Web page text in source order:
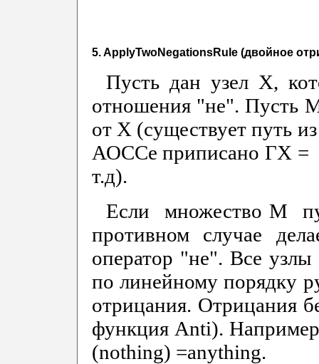
5. ApplyTwoNegationsRule (двойное
Пусть дан узел X,
отношения "не". Пусть
от Х (существует путь
АОССе приписано ГХ =
т.д).
Если множество М
противном случае
оператор "не". Все
по линейному порядку
отрицания. Отрицания
функция Anti).
(nothing) =anything.